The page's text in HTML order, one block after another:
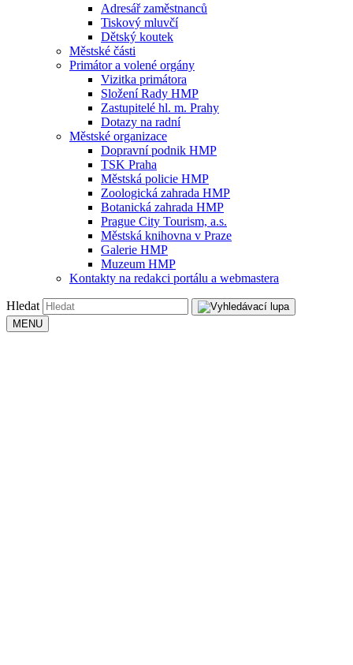
Adresář zaměstnanců
Tiskový mluvčí
Dětský koutek
Městské části
Primátor a volené orgány
Vizitka primátora
Složení Rady HMP
Zastupitelé hl. m. Prahy
Dotazy na radní
Městské organizace
Dopravní podnik HMP
TSK Praha
Městská policie HMP
Zoologická zahrada HMP
Botanická zahrada HMP
Prague City Tourism, a.s.
Městská knihovna v Praze
Galerie HMP
Muzeum HMP
Kontakty na redakci portálu a webmastera
Hledat
MENU